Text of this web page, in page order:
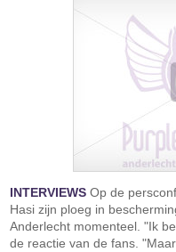
INTERVIEWS Op de
Hasi zijn ploeg in
Anderlecht momenteel. "Ik
de reactie van de fans.